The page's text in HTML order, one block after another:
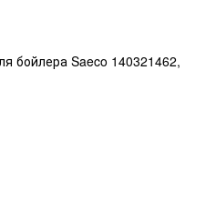
бойлера Saeco 140321462,